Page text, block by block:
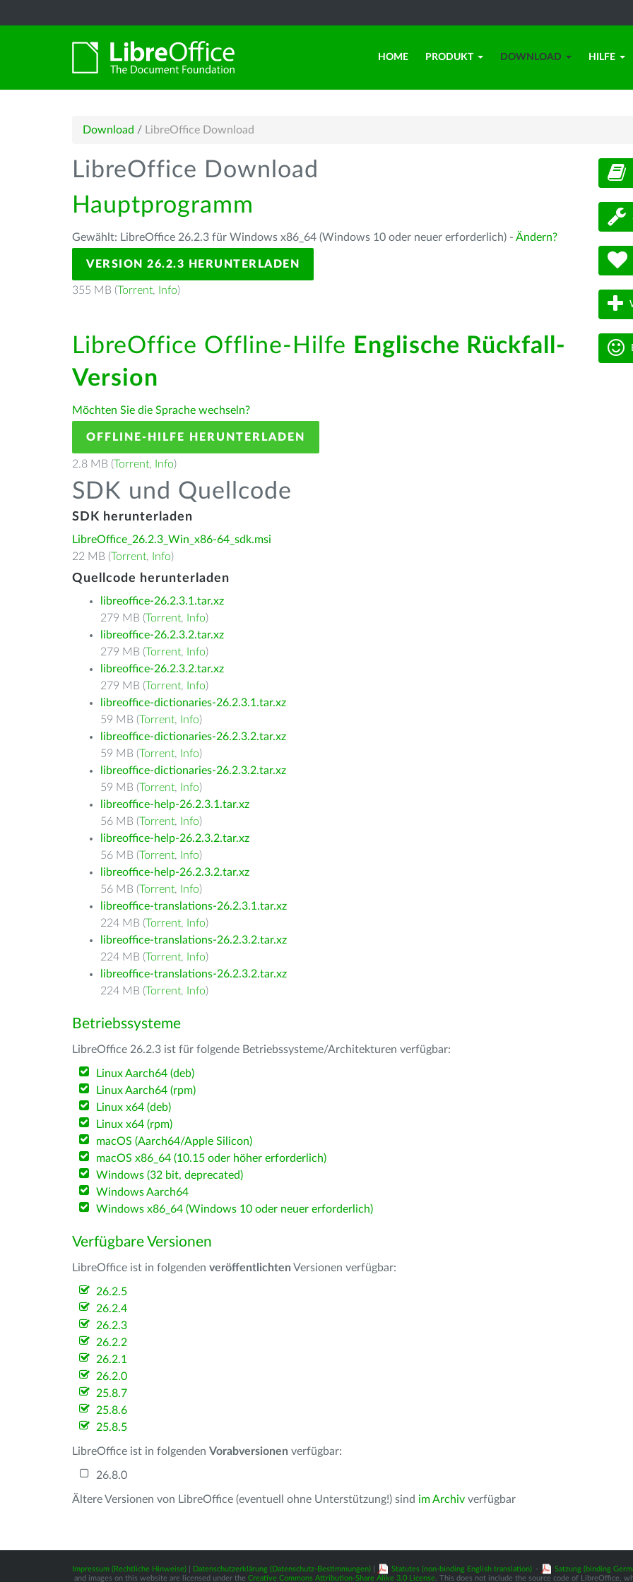
HOME PRODUKT DOWNLOAD HILFE
Download / LibreOffice Download
LibreOffice Download
Hauptprogramm
Gewählt: LibreOffice 26.2.3 für Windows x86_64 (Windows 10 oder neuer erforderlich) - Ändern?
VERSION 26.2.3 HERUNTERLADEN
355 MB (Torrent, Info)
LibreOffice Offline-Hilfe Englische Rückfall-
Version
Möchten Sie die Sprache wechseln?
OFFLINE-HILFE HERUNTERLADEN
2.8 MB (Torrent, Info)
SDK und Quellcode
SDK herunterladen
LibreOffice_26.2.3_Win_x86-64_sdk.msi
22 MB (Torrent, Info)
Quellcode herunterladen
libreoffice-26.2.3.1.tar.xz
279 MB (Torrent, Info)
libreoffice-26.2.3.2.tar.xz
279 MB (Torrent, Info)
libreoffice-26.2.3.2.tar.xz
279 MB (Torrent, Info)
libreoffice-dictionaries-26.2.3.1.tar.xz
59 MB (Torrent, Info)
libreoffice-dictionaries-26.2.3.2.tar.xz
59 MB (Torrent, Info)
libreoffice-dictionaries-26.2.3.2.tar.xz
59 MB (Torrent, Info)
libreoffice-help-26.2.3.1.tar.xz
56 MB (Torrent, Info)
libreoffice-help-26.2.3.2.tar.xz
56 MB (Torrent, Info)
libreoffice-help-26.2.3.2.tar.xz
56 MB (Torrent, Info)
libreoffice-translations-26.2.3.1.tar.xz
224 MB (Torrent, Info)
libreoffice-translations-26.2.3.2.tar.xz
224 MB (Torrent, Info)
libreoffice-translations-26.2.3.2.tar.xz
224 MB (Torrent, Info)
Betriebssysteme
LibreOffice 26.2.3 ist für folgende Betriebssysteme/Architekturen verfügbar:
Linux Aarch64 (deb)
Linux Aarch64 (rpm)
Linux x64 (deb)
Linux x64 (rpm)
macOS (Aarch64/Apple Silicon)
macOS x86_64 (10.15 oder höher erforderlich)
Windows (32 bit, deprecated)
Windows Aarch64
Windows x86_64 (Windows 10 oder neuer erforderlich)
Verfügbare Versionen
LibreOffice ist in folgenden veröffentlichten Versionen verfügbar:
26.2.5
26.2.4
26.2.3
26.2.2
26.2.1
26.2.0
25.8.7
25.8.6
25.8.5
LibreOffice ist in folgenden Vorabversionen verfügbar:
26.8.0
Ältere Versionen von LibreOffice (eventuell ohne Unterstützung!) sind im Archiv verfügbar
Impressum (Rechtliche Hinweise) Datenschutzerklärung (Datenschutz-Bestimmungen) Statutes (non-binding English translation) - Satzung (binding
and images on this website are licensed under the Creative Commons Attribution-Share Alike 3.0 License. This does not include the source code of LibreOffice,